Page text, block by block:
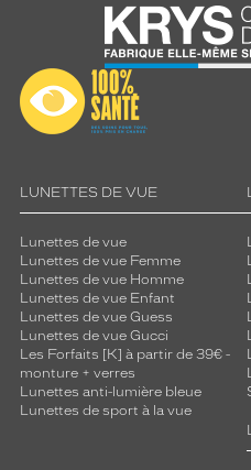
LUNETTES DE VUE
Lunettes de vue
Lunettes de vue Femme
Lunettes de vue Homme
Lunettes de vue Enfant
Lunettes de vue Guess
Lunettes de vue Gucci
Les Forfaits [K] à partir de 39€ -
monture + verres
Lunettes anti-lumière bleue
Lunettes de sport à la vue